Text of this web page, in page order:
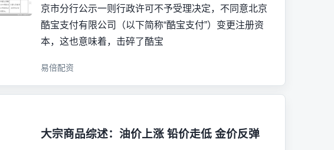
京市分行公示一则行政许可不予受理决定，不同意北京
酷宝支付有限公司（以下简称“酷宝支付”）变更注册资
本，这也意味着，击碎了酷宝
易倍配资
大宗商品综述：油价上涨 铅价走低 金价反弹